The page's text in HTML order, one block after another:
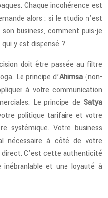
Chaque incohérence est
alors : si le studio n’est
business, comment puis-je
y est dispensé ?
doit être passée au filtre
Le principe d’Ahimsa(non-
à votre communication
Le principe de Satya
politique tarifaire et votre
systémique. Votre business
nécessaire à côté de votre
C’est cette authenticité
et une loyauté à